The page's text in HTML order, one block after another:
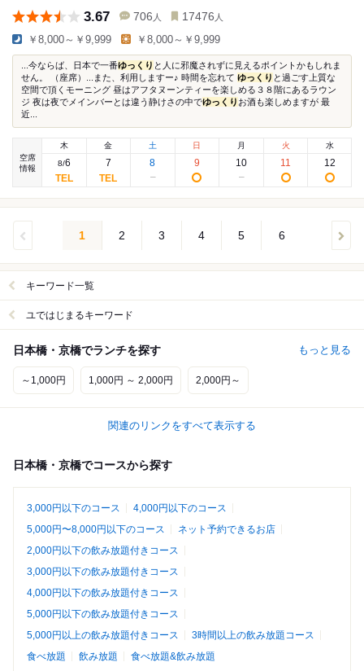
3.67 706 人 17476 人
￥8,000～￥9,999 ￥8,000～￥9,999
...今ならば、日本で一番ゆっくり と人に邪魔されずに見えるポイントかもしれま
せん。 （座席）...また、利用しますー♪ 時間を忘れて ゆっくり と過ごす上質な
空間で頂くモーニング 昼はアフタヌーンティーを楽しめる３８階にあるラウン
ジ 夜は夜でメインバーとは違う静けさの中でゆっくり お酒も楽しめますが 最
近...
空席
情報
木
8/6
金
7
土
8
日
9
月
10
火
11
水
12
1 2 3 4 5 6
キーワード一覧
ユではじまるキーワード
日本橋・京橋でランチを探す もっと見る
～1,000円 1,000円 ～ 2,000円 2,000円～
関連のリンクをすべて表示する
日本橋・京橋でコースから探す
3,000円以下のコース
4,000円以下のコース
5,000円〜8,000円以下のコース
ネット予約できるお店
2,000円以下の飲み放題付きコース
3,000円以下の飲み放題付きコース
4,000円以下の飲み放題付きコース
5,000円以下の飲み放題付きコース
5,000円以上の飲み放題付きコース
3時間以上の飲み放題コース
食べ放題
飲み放題 食べ放題&飲み放題